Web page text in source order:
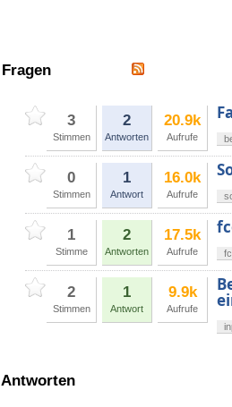
Fragen
3
Stimmen
2
Antworten
20.9k
Aufrufe
0
Stimmen
1
Antwort
16.0k
Aufrufe
1
Stimme
2
Antworten
17.5k
Aufrufe
2
Stimmen
1
Antwort
9.9k
Aufrufe
Antworten